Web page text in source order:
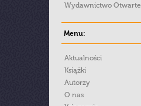
Wydawnictwo Otwarte
Menu:
Aktualności
Książki
Autorzy
O nas